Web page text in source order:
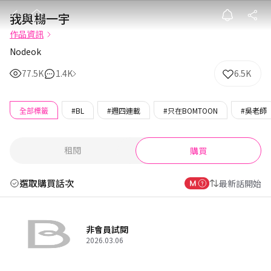
我與楊一宇
我與楊一宇
作品資訊
Nodeok
77.5K
1.4K 6.5K
全部標籤 #BL #週四連載 #只在BOMTOON #吳老師
租閱 購買
選取購買話次 最新話開始
非會員試閱
2026.03.06